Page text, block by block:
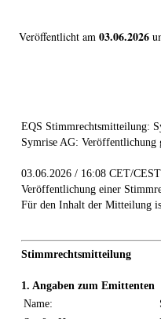
Veröffentlicht am 03.06.2026
EQS Stimmrechtsmitteilung:
Symrise AG: Veröffentlichung
03.06.2026 / 16:08 CET/CEST
Veröffentlichung einer
Für den Inhalt der Mitteilung
Stimmrechtsmitteilung
1. Angaben zum Emittenten
Name: